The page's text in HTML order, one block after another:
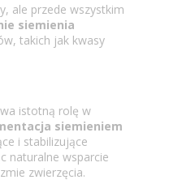
ale przede wszystkim
siemienia
takich jak kwasy
istotną rolę w
siemieniem
i stabilizujące
naturalne wsparcie
zwierzęcia.